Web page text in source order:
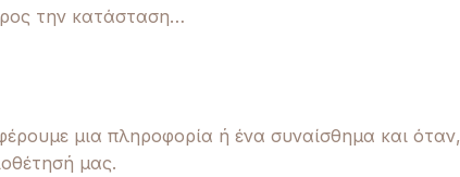
την κατάσταση…
μια πληροφορία ή ένα συναίσθημα και όταν,
μας.